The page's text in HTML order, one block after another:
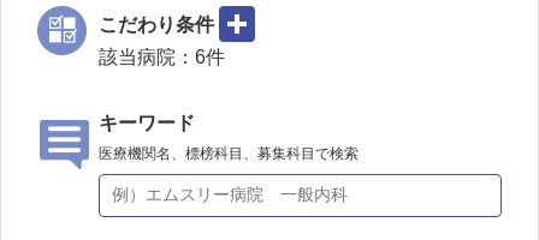
こだわり条件
該当病院： 6件
キーワード
医療機関名、標榜科目、募集科目で検索